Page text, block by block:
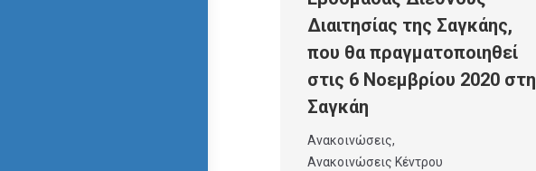
Διαιτησίας της Σαγκάης,
που θα πραγματοποιηθεί
στις 6 Νοεμβρίου 2020 στη
Σαγκάη
Ανακοινώσεις,
Ανακοινώσεις Κέντρου